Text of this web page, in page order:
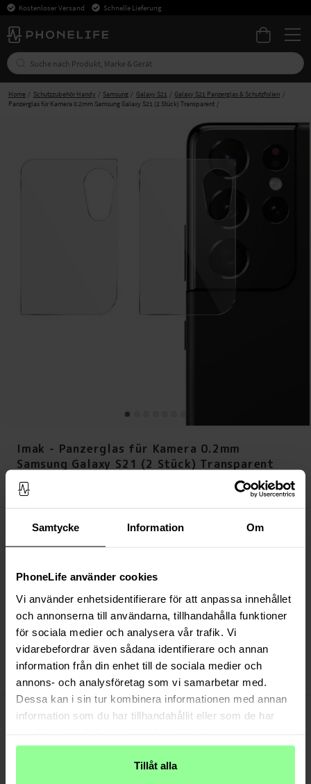
Samtycke Information Om
PhoneLife använder cookies
Vi använder enhetsidentifierare för att anpassa innehållet
och annonserna till användarna, tillhandahålla funktioner
för sociala medier och analysera vår trafik. Vi
vidarebefordrar även sådana identifierare och annan
information från din enhet till de sociala medier och
annons- och analysföretag som vi samarbetar med.
Dessa kan i sin tur kombinera informationen med annan
information som du har tillhandahållit eller som de har
Tillåt alla
Kostenloser Versand Schnelle Lieferung
Home Schutzzubehör Handy Samsung Galaxy S21
Galaxy S21 Panzerglas & Schutzfolien
Panzerglas für Kamera 0.2mm Samsung Galaxy S21 (2 Stück) Transparent
Imak - Panzerglas für Kamera 0.2mm
Samsung Galaxy S21 (2 Stück) Transparent
Preis
9,95 €
Auf Lager (Über 20 Stück)
Versand aus unserem Lager in Schweden
Bezahle sicher via Klarna oder PayPal
30 Tage Rückgaberecht
Art number 30482 Imak
PRODUKTBESCHREIBUNG
- Samsung Galaxy S21 (6.2" 2021) SM-G991